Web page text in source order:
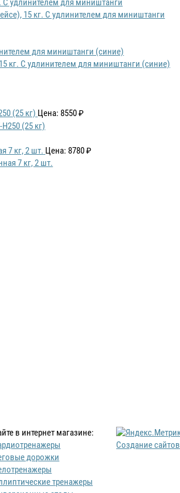
15 кг. С удлинителем для миништанги
кг. С удлинителем для миништанги (синие)
(25 кг) Цена: 8550 ₽
7 кг, 2 шт. Цена: 8780 ₽
в интернет магазине:
дорожки
тренажеры
Создание сайтов